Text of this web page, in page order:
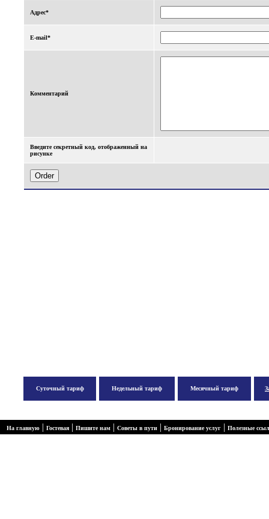
Адрес*
E-mail*
Комментарий
Введите секретный код, отображенный на
рисунке
Суточный тариф Недельный тариф Месячный тариф
На главную | Гостевая | Пишите нам | Советы в пути | Бронирование услуг | Полезные